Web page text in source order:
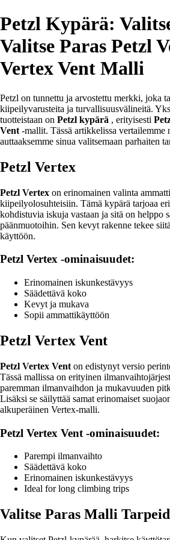
Petzl Kypärä:
Valitse Paras Petzl
Vertex Vent Malli
Petzl on tunnettu ja arvostettu merkki, joka
kiipeilyvarusteita ja turvallisuusvälineitä.
tuotteistaan on Petzl kypärä , erityisesti
Vent -mallit. Tässä artikkelissa vertailemme
auttaaksemme sinua valitsemaan parhaiten
Petzl Vertex
Petzl Vertex on erinomainen valinta
kiipeilyolosuhteisiin. Tämä kypärä tarjoaa
kohdistuvia iskuja vastaan ja sitä on helppo
päänmuotoihin. Sen kevyt rakenne tekee
käyttöön.
Petzl Vertex -ominaisuudet:
Erinomainen iskunkestävyys
Säädettävä koko
Kevyt ja mukava
Sopii ammattikäyttöön
Petzl Vertex Vent
Petzl Vertex Vent on edistynyt versio
Tässä mallissa on erityinen
paremman ilmanvaihdon ja mukavuuden
Lisäksi se säilyttää samat erinomaiset
alkuperäinen Vertex-malli.
Petzl Vertex Vent -ominaisuudet:
Parempi ilmanvaihto
Säädettävä koko
Erinomainen iskunkestävyys
Ideal for long climbing trips
Valitse Paras Malli